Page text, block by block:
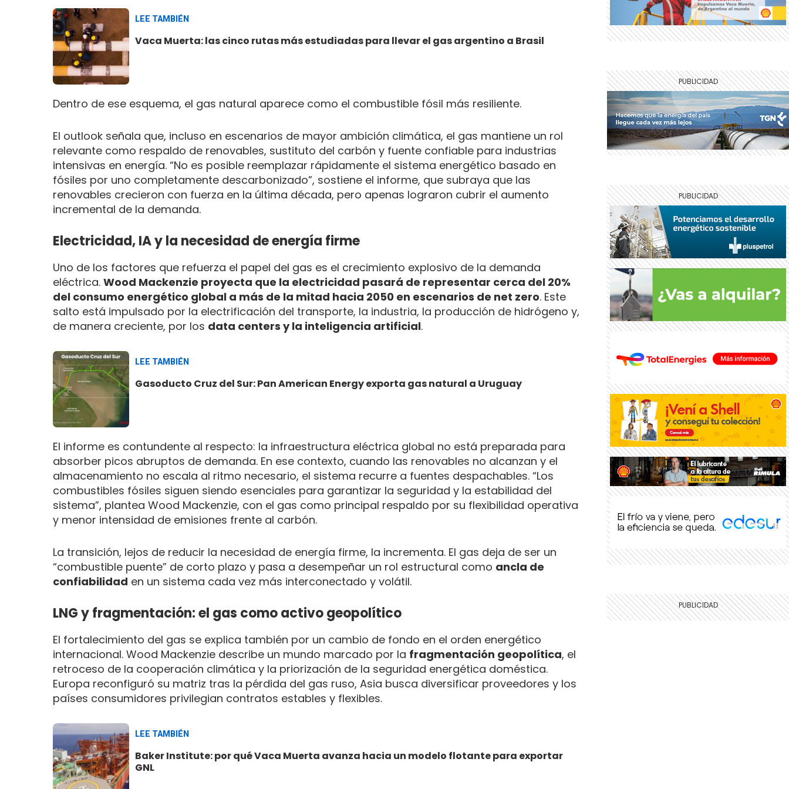
LEE TAMBIÉN
Vaca Muerta: las cinco rutas más estudiadas para llevar el gas argentino a Brasil
Dentro de ese esquema, el gas natural aparece como el combustible fósil más resiliente.
El outlook señala que, incluso en escenarios de mayor ambición climática, el gas mantiene un rol
relevante como respaldo de renovables, sustituto del carbón y fuente confiable para industrias
intensivas en energía. “No es posible reemplazar rápidamente el sistema energético basado en
fósiles por uno completamente descarbonizado”, sostiene el informe, que subraya que las
renovables crecieron con fuerza en la última década, pero apenas lograron cubrir el aumento
incremental de la demanda.
Electricidad, IA y la necesidad de energía firme
Uno de los factores que refuerza el papel del gas es el crecimiento explosivo de la demanda
eléctrica. Wood Mackenzie proyecta que la electricidad pasará de representar cerca del 20%
del consumo energético global a más de la mitad hacia 2050 en escenarios de net zero. Este
salto está impulsado por la electrificación del transporte, la industria, la producción de hidrógeno y,
de manera creciente, por los data centers y la inteligencia artificial.
LEE TAMBIÉN
Gasoducto Cruz del Sur: Pan American Energy exporta gas natural a Uruguay
El informe es contundente al respecto: la infraestructura eléctrica global no está preparada para
absorber picos abruptos de demanda. En ese contexto, cuando las renovables no alcanzan y el
almacenamiento no escala al ritmo necesario, el sistema recurre a fuentes despachables. “Los
combustibles fósiles siguen siendo esenciales para garantizar la seguridad y la estabilidad del
sistema”, plantea Wood Mackenzie, con el gas como principal respaldo por su flexibilidad operativa
y menor intensidad de emisiones frente al carbón.
La transición, lejos de reducir la necesidad de energía firme, la incrementa. El gas deja de ser un
“combustible puente” de corto plazo y pasa a desempeñar un rol estructural como ancla de
confiabilidad en un sistema cada vez más interconectado y volátil.
LNG y fragmentación: el gas como activo geopolítico
El fortalecimiento del gas se explica también por un cambio de fondo en el orden energético
internacional. Wood Mackenzie describe un mundo marcado por la fragmentación geopolítica, el
retroceso de la cooperación climática y la priorización de la seguridad energética doméstica.
Europa reconfiguró su matriz tras la pérdida del gas ruso, Asia busca diversificar proveedores y los
países consumidores privilegian contratos estables y flexibles.
LEE TAMBIÉN
Baker Institute: por qué Vaca Muerta avanza hacia un modelo flotante para exportar
GNL